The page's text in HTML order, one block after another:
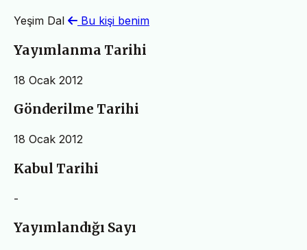
Yeşim Dal Bu kişi benim
Yayımlanma Tarihi
18 Ocak 2012
Gönderilme Tarihi
18 Ocak 2012
Kabul Tarihi
-
Yayımlandığı Sayı